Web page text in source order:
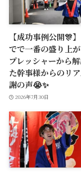
【成功事例公開🎊
でで一番の盛り上が
プレッシャーから
た幹事様からのリ
謝の声😭✨
2026年7月30日